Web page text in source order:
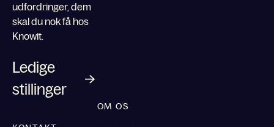
udfordringer, dem
skal du nok få hos
Knowit.
Ledige
stillinger
OM OS